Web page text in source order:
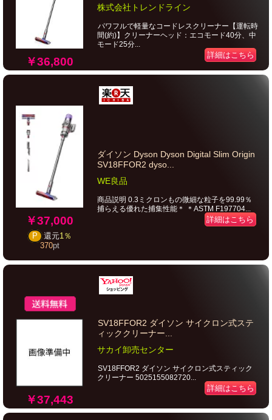
￥36,800
株式会社トレンドライン
パワフルで軽量なコードレスクリーナー【運転時
間(約)】クリーナーヘッド：エコモード40分、中
モード25分...
詳細はこちら
￥37,000
P 還元1％
370pt
ダイソン Dyson Dyson Digital Slim Origin
SV18FFOR2 dyso...
WE良品
商品説明 0.3ミクロンもの微細な粒子を99.99％
捕らえる優れた捕集性能＊ ＊ASTM F197704...
詳細はこちら
￥37,443
SV18FFOR2 ダイソン サイクロン式ステ
ィッククリーナー...
サカイ卸売センター
SV18FFOR2 ダイソン サイクロン式スティック
クリーナー 5025155082720...
詳細はこちら